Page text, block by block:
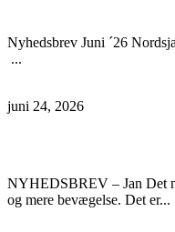
Nyhedsbrev Juni ´26
...
juni 24, 2026
NYHEDSBREV – Jan Det
og mere bevægelse. Det er...